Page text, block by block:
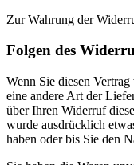
Zur Wahrung der
Folgen des
Wenn Sie diesen
eine andere Art der
über Ihren Widerruf
wurde ausdrücklich
haben oder bis Sie den